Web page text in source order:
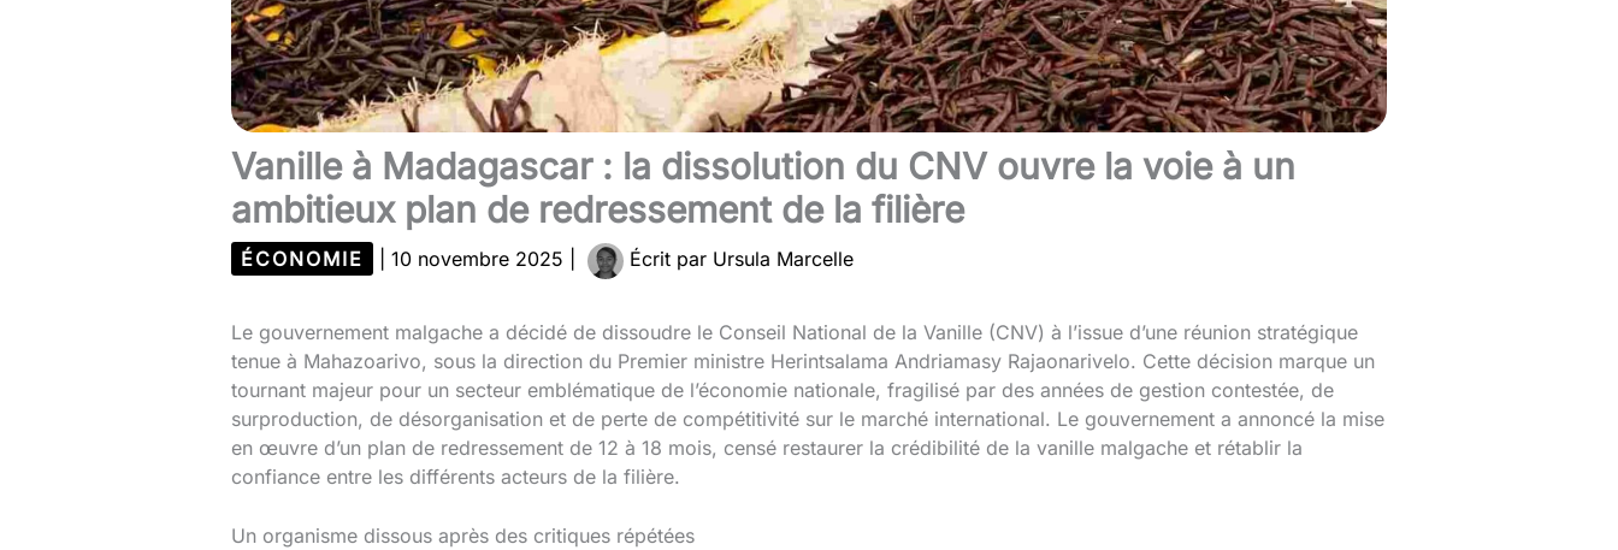
Vanille à Madagascar : la dissolution du CNV ouvre la voie à un
ambitieux plan de redressement de la filière
ÉCONOMIE 10 novembre 2025 Écrit par Ursula Marcelle
Le gouvernement malgache a décidé de dissoudre le Conseil National de la Vanille (CNV) à l’issue d’une réunion stratégique
tenue à Mahazoarivo, sous la direction du Premier ministre Herintsalama Andriamasy Rajaonarivelo. Cette décision marque un
tournant majeur pour un secteur emblématique de l’économie nationale, fragilisé par des années de gestion contestée, de
surproduction, de désorganisation et de perte de compétitivité sur le marché international. Le gouvernement a annoncé la mise
en œuvre d’un plan de redressement de 12 à 18 mois, censé restaurer la crédibilité de la vanille malgache et rétablir la
confiance entre les différents acteurs de la filière.
Un organisme dissous après des critiques répétées